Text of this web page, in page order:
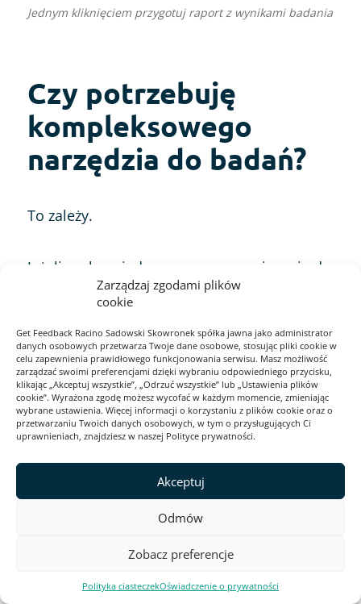
Zarządzaj zgodami plików
cookie
Get Feedback Racino Sadowski Skowronek spółka jawna jako administrator
danych osobowych przetwarza Twoje dane osobowe, stosując pliki cookie w
celu zapewnienia prawidłowego funkcjonowania serwisu. Masz możliwość
zarządzać swoimi preferencjami dzięki wybraniu odpowiedniego przycisku,
klikając „Akceptuj wszystkie”, „Odrzuć wszystkie” lub „Ustawienia plików
cookie”. Wyrażona zgodę możesz wycofać w każdym momencie, zmieniając
wybrane ustawienia. Więcej informacji o korzystaniu z plików cookie oraz o
przetwarzaniu Twoich danych osobowych, w tym o przysługujących Ci
uprawnieniach, znajdziesz w naszej Polityce prywatności.
Akceptuj
Odmów
Zobacz preferencje
Polityka ciasteczekOświadczenie o prywatności
Jednym kliknięciem przygotuj raport z wynikami badania
Czy potrzebuję
kompleksowego
narzędzia do badań?
To zależy.
Jeżeli szukasz jednorazowego rozwiązania do
pozyskania feedbacku od użytkowników
zamierzasz jednak stale monitorować
zachowanie użytkowników i trzymać rękę na
pulsie swoich klientów i internautów
odwiedzających witrynę lub sklep online,
kompleksowe narzędzie do badań może być
Korzyści platformy do ankiet